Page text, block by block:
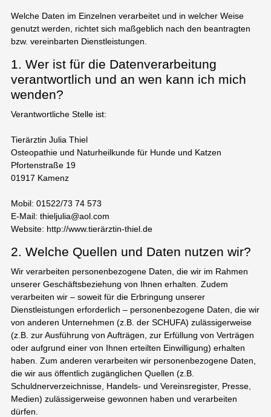
Welche Daten im Einzelnen verarbeitet und in welcher Weise
genutzt werden, richtet sich maßgeblich nach den beantragten
bzw. vereinbarten Dienstleistungen.
1. Wer ist für die Datenverarbeitung
verantwortlich und an wen kann ich mich
wenden?
Verantwortliche Stelle ist:
Tierärztin Julia Thiel
Osteopathie und Naturheilkunde für Hunde und Katzen
Pfortenstraße 19
01917 Kamenz
Mobil: 01522/73 74 573
E-Mail: thieljulia@aol.com
Website: http://www.tierärztin-thiel.de
2. Welche Quellen und Daten nutzen wir?
Wir verarbeiten personenbezogene Daten, die wir im Rahmen
unserer Geschäftsbeziehung von Ihnen erhalten. Zudem
verarbeiten wir – soweit für die Erbringung unserer
Dienstleistungen erforderlich – personenbezogene Daten, die wir
von anderen Unternehmen (z.B. der SCHUFA) zulässigerweise
(z.B. zur Ausführung von Aufträgen, zur Erfüllung von Verträgen
oder aufgrund einer von Ihnen erteilten Einwilligung) erhalten
haben. Zum anderen verarbeiten wir personenbezogene Daten,
die wir aus öffentlich zugänglichen Quellen (z.B.
Schuldnerverzeichnisse, Handels- und Vereinsregister, Presse,
Medien) zulässigerweise gewonnen haben und verarbeiten
dürfen.